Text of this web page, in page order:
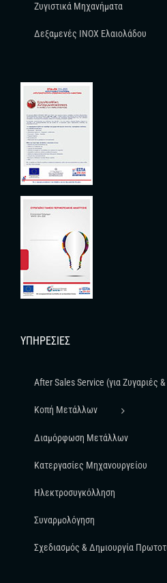
Ζυγιστικά Μηχανήματα
Δεξαμενές INOX Ελαιολάδου
ΥΠΗΡΕΣΊΕΣ
After Sales Service (για Ζυγαριές
Κοπή Μετάλλων
Διαμόρφωση Μετάλλων
Κατεργασίες Μηχανουργείου
Ηλεκτροσυγκόλληση
Συναρμολόγηση
Σχεδιασμός & Δημιουργία